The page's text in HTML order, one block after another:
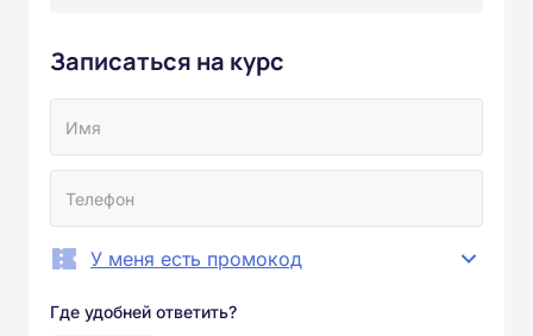
Записаться на курс
У меня есть промокод
Где удобней ответить?